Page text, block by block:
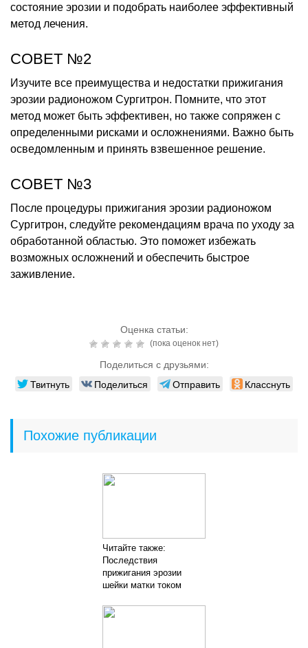
состояние эрозии и подобрать наиболее эффективный
метод лечения.
СОВЕТ №2
Изучите все преимущества и недостатки прижигания
эрозии радионожом Сургитрон. Помните, что этот
метод может быть эффективен, но также сопряжен с
определенными рисками и осложнениями. Важно быть
осведомленным и принять взвешенное решение.
СОВЕТ №3
После процедуры прижигания эрозии радионожом
Сургитрон, следуйте рекомендациям врача по уходу за
обработанной областью. Это поможет избежать
возможных осложнений и обеспечить быстрое
заживление.
Оценка статьи:
(пока оценок нет)
Поделиться с друзьями:
Твитнуть Поделиться Отправить Класснуть
Похожие публикации
Читайте также:
Последствия
прижигания эрозии
шейки матки током